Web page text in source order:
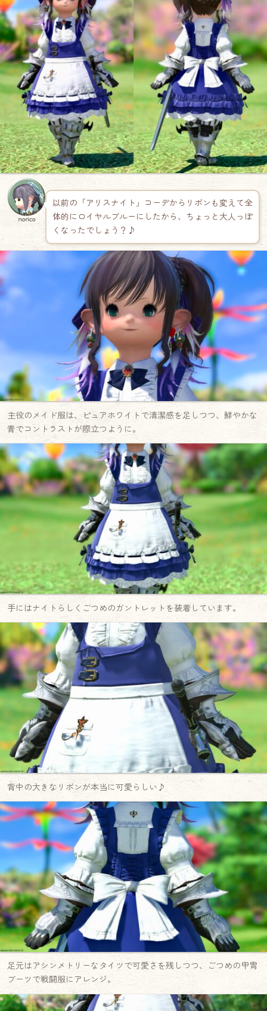
norico
以前の「アリスナイト」コーデからリボンも変えて全
体的にロイヤルブルーにしたから、ちょっと大人っぽ
くなったでしょう？♪
主役のメイド服は、ピュアホワイトで清潔感を足しつつ、鮮やかな
青でコントラストが際立つように。
手にはナイトらしくごつめのガントレットを装着しています。
背中の大きなリボンが本当に可愛らしい♪
足元はアシンメトリーなタイツで可愛さを残しつつ、ごつめの甲冑
ブーツで戦闘服にアレンジ。